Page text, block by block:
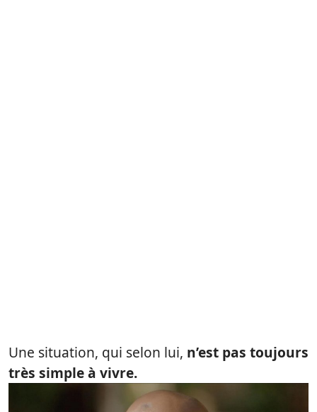
Une situation, qui selon lui, n’est pas toujours
très simple à vivre.